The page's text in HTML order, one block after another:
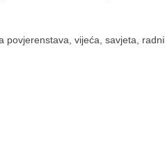
vijeća, savjeta,